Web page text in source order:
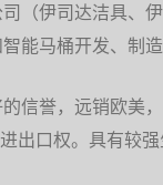
（伊司达洁具、
能马桶开发、制
信誉，远销欧美
出口权。具有较